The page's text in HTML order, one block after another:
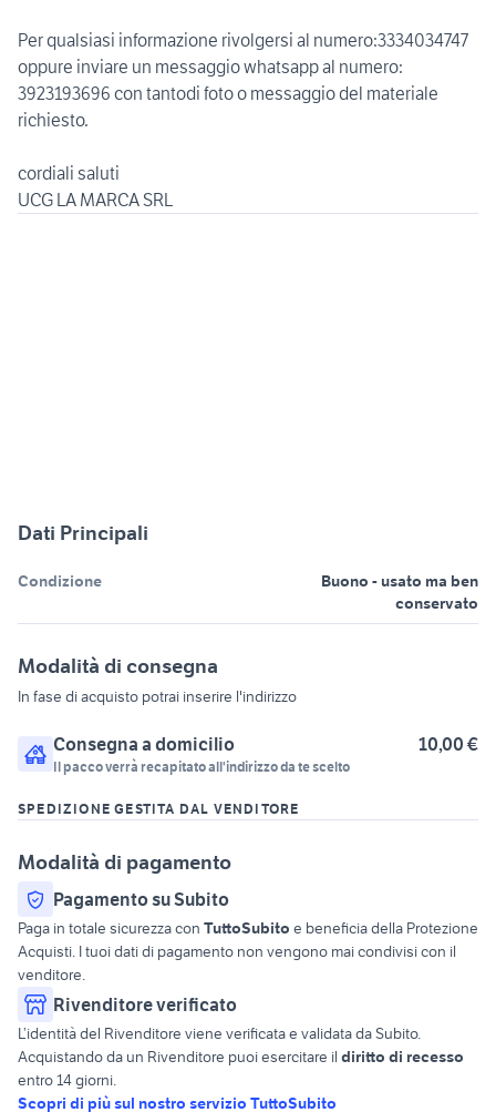
Per qualsiasi informazione rivolgersi al numero:3334034747
oppure inviare un messaggio whatsapp al numero:
3923193696 con tantodi foto o messaggio del materiale
richiesto.
cordiali saluti
Dati Principali
Condizione
Buono - usato ma ben
conservato
Modalità di consegna
In fase di acquisto potrai inserire l'indirizzo
Consegna a domicilio 10,00 €
Il pacco verrà recapitato all'indirizzo da te scelto
SPEDIZIONE GESTITA DAL VENDITORE
Modalità di pagamento
Pagamento su Subito
Paga in totale sicurezza con TuttoSubito e beneficia della Protezione
Acquisti. I tuoi dati di pagamento non vengono mai condivisi con il
venditore.
Rivenditore verificato
L’identità del Rivenditore viene verificata e validata da Subito.
Acquistando da un Rivenditore puoi esercitare il diritto di recesso
entro 14 giorni.
Scopri di più sul nostro servizio TuttoSubito